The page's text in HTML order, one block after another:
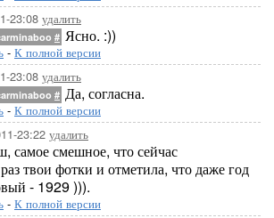
23:08 удалить
# Ясно. :))
- К полной версии
23:08 удалить
# Да, согласна.
- К полной версии
23:22 удалить
самое смешное, что сейчас
твои фотки и отметила, что даже год
- 1929 ))).
- К полной версии